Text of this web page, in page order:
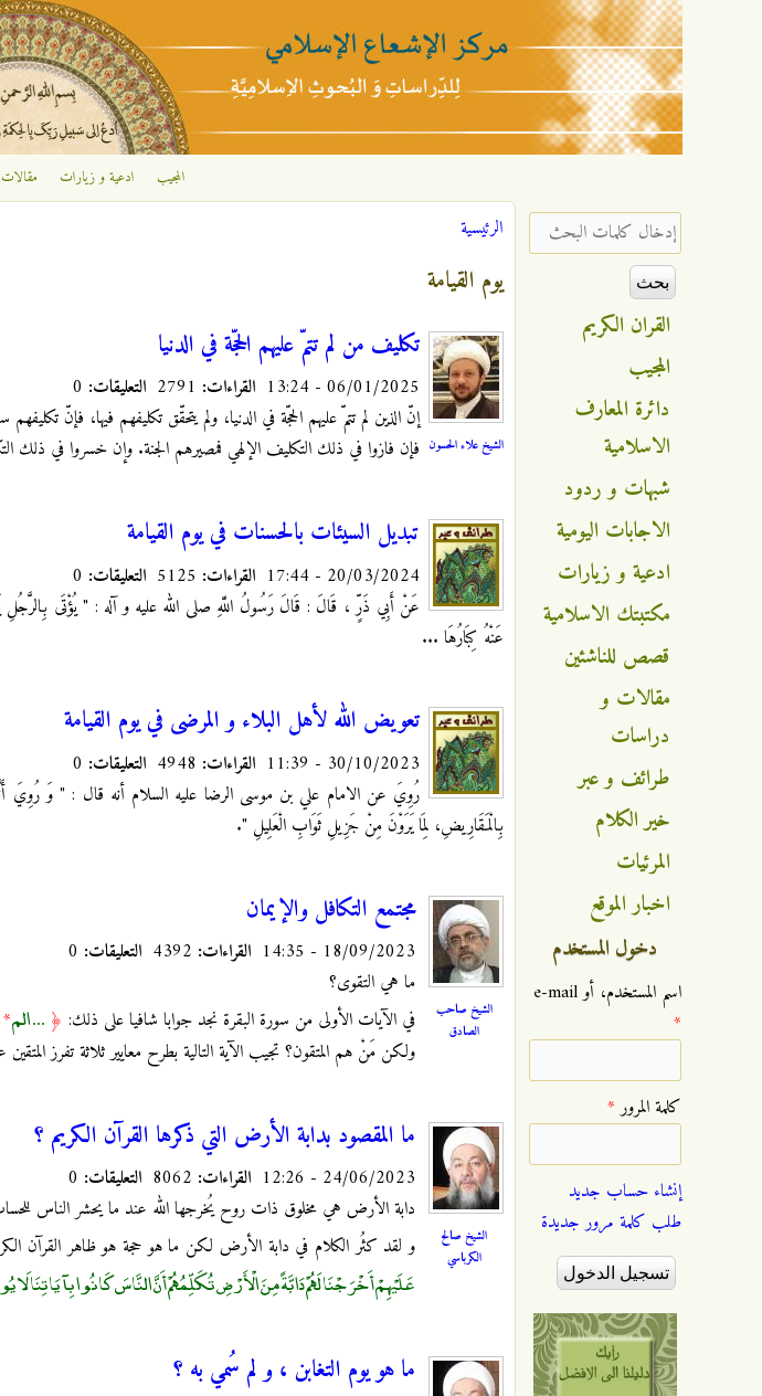
تجاوز إلى المحتوى
الإشعاع
الإسلامي
المجيب ادعية و زيارات
أنت هنا
الرئيسية
يوم القيامة
الشيخ علاء الحسون
تكليف من لم تتمّ عليهم الحجّة في الدنيا
06/01/2025 - 13:24 القراءات: التعليقات:
إنّ الذين لم تتمّ عليهم الحجّة في الدنيا، ولم يتحقّق تكليفهم فيها، فإنّ
فإن فازوا في ذلك التكليف الإلهي فمصيرهم الجنة. وإن خسروا في ذلك
تبديل السيئات بالحسنات في يوم القيامة
20/03/2024 - 17:44 القراءات: التعليقات:
عَنْ أَبِي ذَرٍّ ، قَالَ : قَالَ رَسُولُ اللَّهِ صلى الله عليه و آله : "‏ يُؤْتَى
عَنْهُ كِبَارُهَا ...
تعويض الله لأهل البلاء و المرضى في يوم القيامة
30/10/2023 - 11:39 القراءات: التعليقات:
رُوِيَ عن الامام علي بن موسى الرضا عليه السلام أنه قال : " وَ رُوِيَ‏
بِالْمَقَارِيضِ، لِمَا يَرَوْنَ مِنْ جَزِيلِ ثَوَابِ الْعَلِيلِ ".
الشيخ صاحب
الصادق
مجتمع التكافل والإيمان
18/09/2023 - 14:35 القراءات: التعليقات:
ما هي التقوى؟
في الآيات الأولى من سورة البقرة نجد جوابا شافيا على ذلك: ﴿ ... الم*
ولكن مَنْ هم المتقون؟ تجيب الآية التالية بطرح معايير ثلاثة تفرز
الشيخ صالح
الكرباسي
ما المقصود بدابة الأرض التي ذكرها القرآن الكريم ؟
24/06/2023 - 12:26 القراءات: التعليقات:
دابة الأرض هي مخلوق ذات روح يُخرجها الله عند ما يحشر الناس
و لقد كثُر الكلام في دابة الأرض لكن ما هو حجة هو ظاهر القرآن
عَلَيْهِمْ أَخْرَجْنَا لَهُمْ دَابَّةً مِنَ الْأَرْضِ تُكَلِّمُهُمْ أَنَّ النَّاسَ كَانُوا بِآيَاتِنَا لَا
ما هو يوم التغابن ، و لم سُمي به ؟
‏إدخال كلمات البحث ‏
القران الكريم
المجيب
دائرة المعارف
الاسلامية
شبهات و ردود
الاجابات اليومية
ادعية و زيارات
مكتبتك الاسلامية
قصص للناشئين
مقالات و
دراسات
طرائف و عبر
خير الكلام
المرئيات
اخبار الموقع
دخول المستخدم
‏اسم المستخدم، أو e-mail
*
‏كلمة المرور ‏*
إنشاء حساب جديد
طلب كلمة مرور جديدة